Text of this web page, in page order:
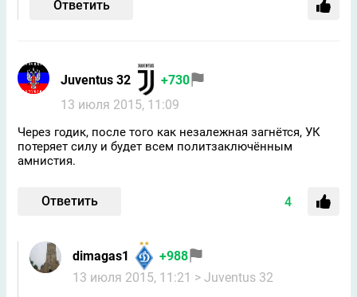
Ответить
Juventus 32
+730
13 июля 2015, 11:09
Через годик, после того как незалежная загнётся, УК
потеряет силу и будет всем политзаключённым
амнистия.
Ответить 4
dimagas1
+988
13 июля 2015, 11:21 > Juventus 32